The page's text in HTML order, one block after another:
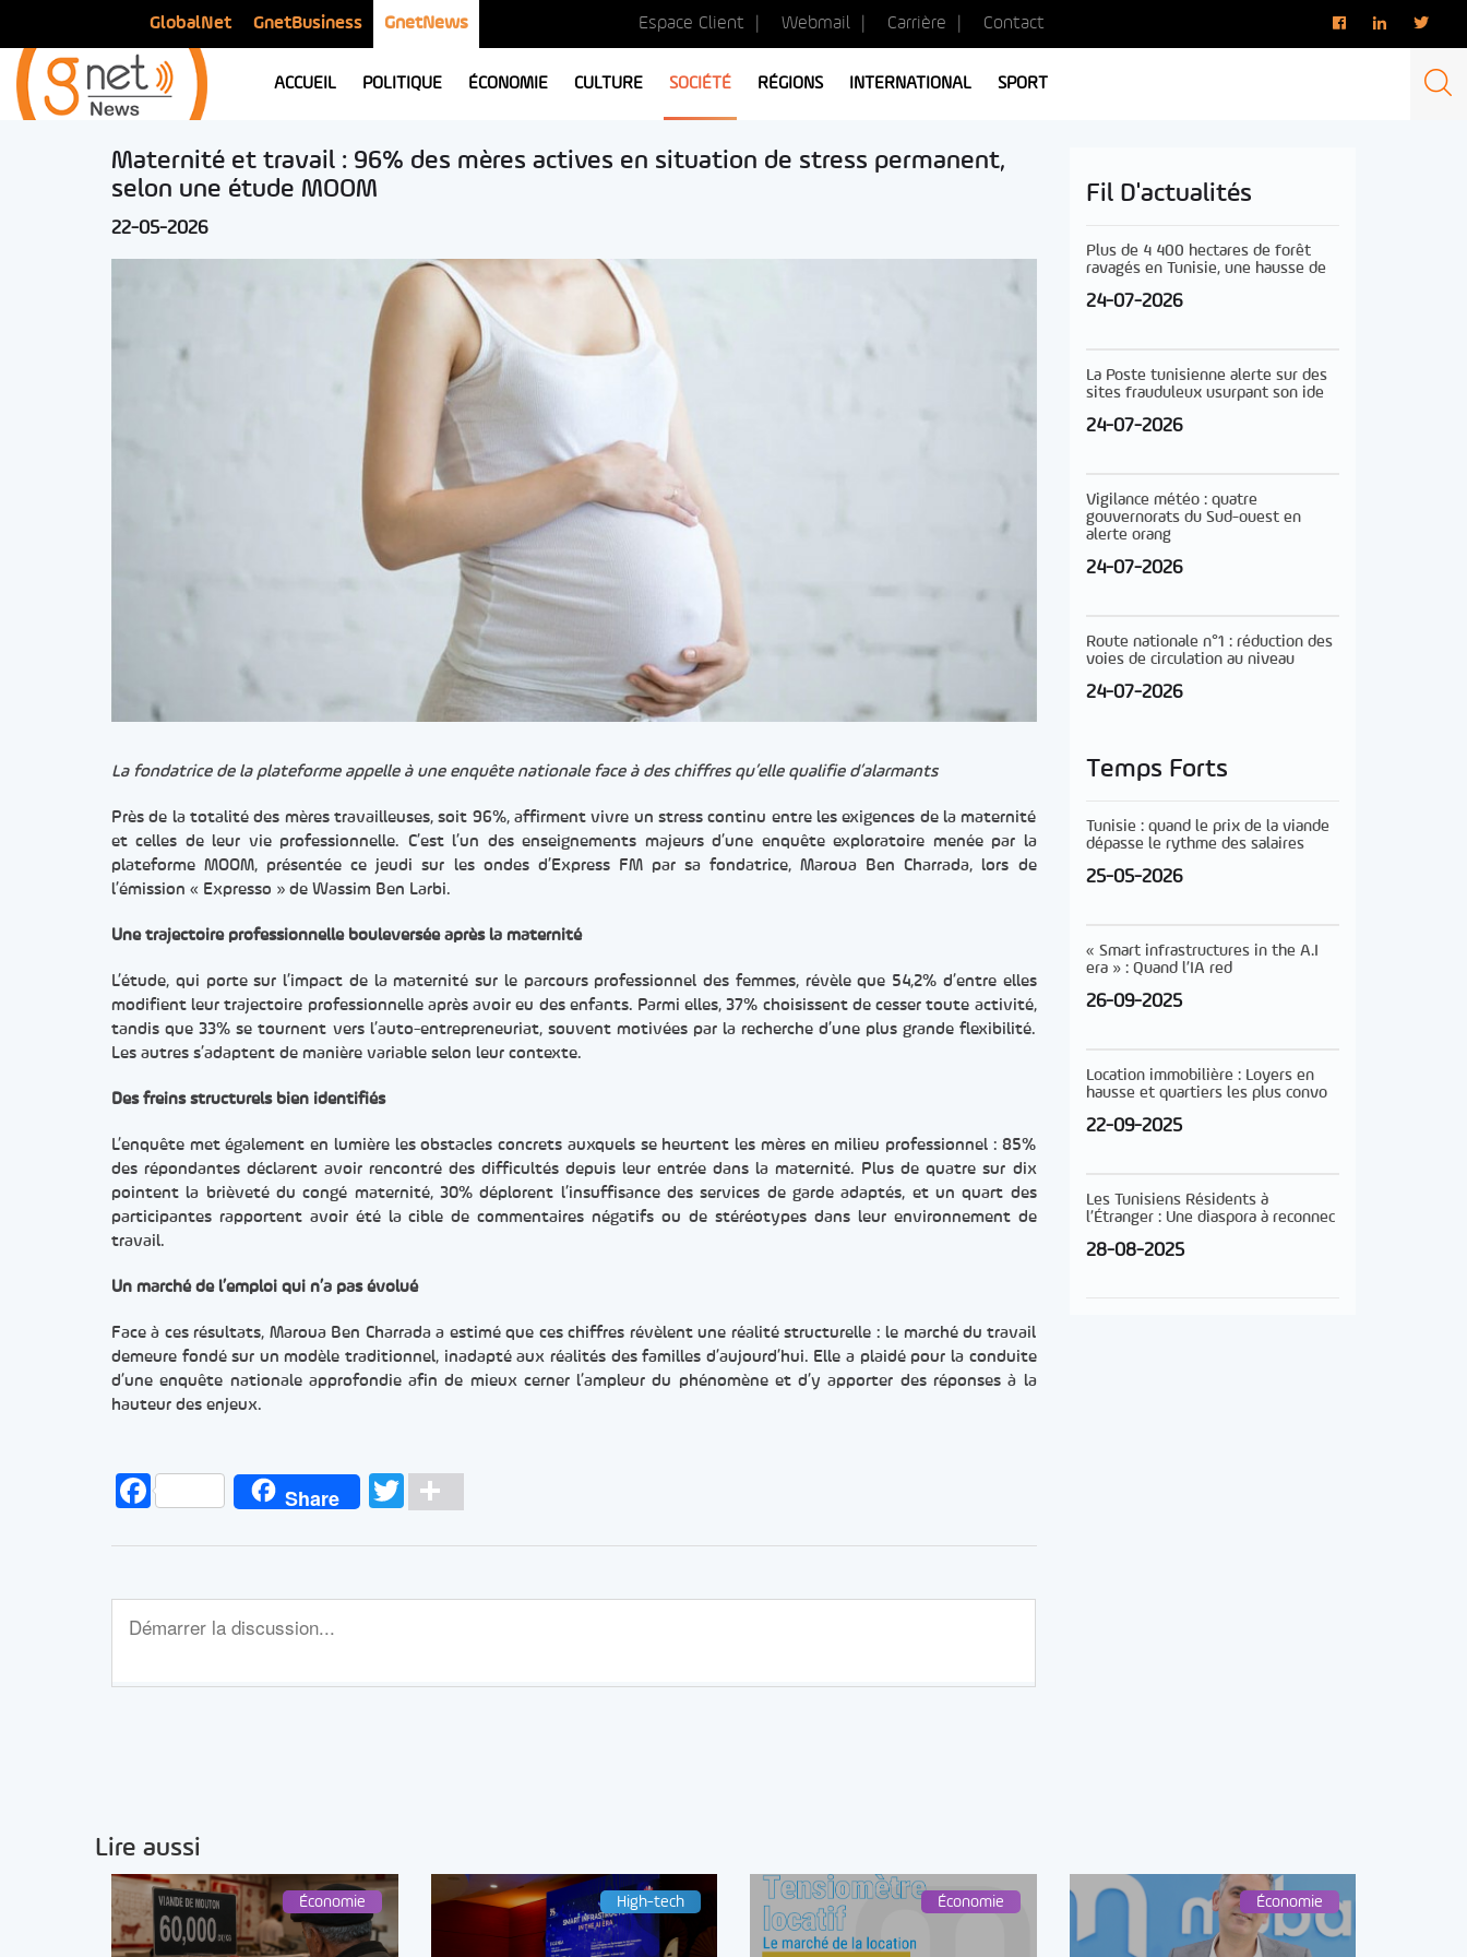
GlobalNet GnetBusiness GnetNews Espace Client Webmail Carrière Contact
ACCUEIL POLITIQUE ÉCONOMIE CULTURE SOCIÉTÉ RÉGIONS INTERNATIONAL SPORT
Maternité et travail : 96% des mères actives en situation de stress permanent,
selon une étude MOOM
22-05-2026
La fondatrice de la plateforme appelle à une enquête nationale face à des chiffres qu’elle qualifie d’alarmants
Près de la totalité des mères travailleuses, soit 96%, affirment vivre un stress continu entre les exigences de la maternité
et celles de leur vie professionnelle. C’est l’un des enseignements majeurs d’une enquête exploratoire menée par la
plateforme MOOM, présentée ce jeudi sur les ondes d’Express FM par sa fondatrice, Maroua Ben Charrada, lors de
l’émission « Expresso » de Wassim Ben Larbi.
Une trajectoire professionnelle bouleversée après la maternité
L’étude, qui porte sur l’impact de la maternité sur le parcours professionnel des femmes, révèle que 54,2% d’entre elles
modifient leur trajectoire professionnelle après avoir eu des enfants. Parmi elles, 37% choisissent de cesser toute activité,
tandis que 33% se tournent vers l’auto-entrepreneuriat, souvent motivées par la recherche d’une plus grande flexibilité.
Les autres s’adaptent de manière variable selon leur contexte.
Des freins structurels bien identifiés
L’enquête met également en lumière les obstacles concrets auxquels se heurtent les mères en milieu professionnel : 85%
des répondantes déclarent avoir rencontré des difficultés depuis leur entrée dans la maternité. Plus de quatre sur dix
pointent la brièveté du congé maternité, 30% déplorent l’insuffisance des services de garde adaptés, et un quart des
participantes rapportent avoir été la cible de commentaires négatifs ou de stéréotypes dans leur environnement de
travail.
Un marché de l’emploi qui n’a pas évolué
Face à ces résultats, Maroua Ben Charrada a estimé que ces chiffres révèlent une réalité structurelle : le marché du travail
demeure fondé sur un modèle traditionnel, inadapté aux réalités des familles d’aujourd’hui. Elle a plaidé pour la conduite
d’une enquête nationale approfondie afin de mieux cerner l’ampleur du phénomène et d’y apporter des réponses à la
hauteur des enjeux.
FacebookShare TwitterPartager
Fil D'actualités
Plus de 4 400 hectares de forêt
ravagés en Tunisie, une hausse de
24-07-2026
La Poste tunisienne alerte sur des
sites frauduleux usurpant son ide
24-07-2026
Vigilance météo : quatre
gouvernorats du Sud-ouest en
alerte orang
24-07-2026
Route nationale n°1 : réduction des
voies de circulation au niveau
24-07-2026
Temps Forts
Tunisie : quand le prix de la viande
dépasse le rythme des salaires
25-05-2026
« Smart infrastructures in the A.I
era » : Quand l’IA red
26-09-2025
Location immobilière : Loyers en
hausse et quartiers les plus convo
22-09-2025
Les Tunisiens Résidents à
l’Étranger : Une diaspora à reconnec
28-08-2025
Lire aussi
Économie High-tech Économie Économie